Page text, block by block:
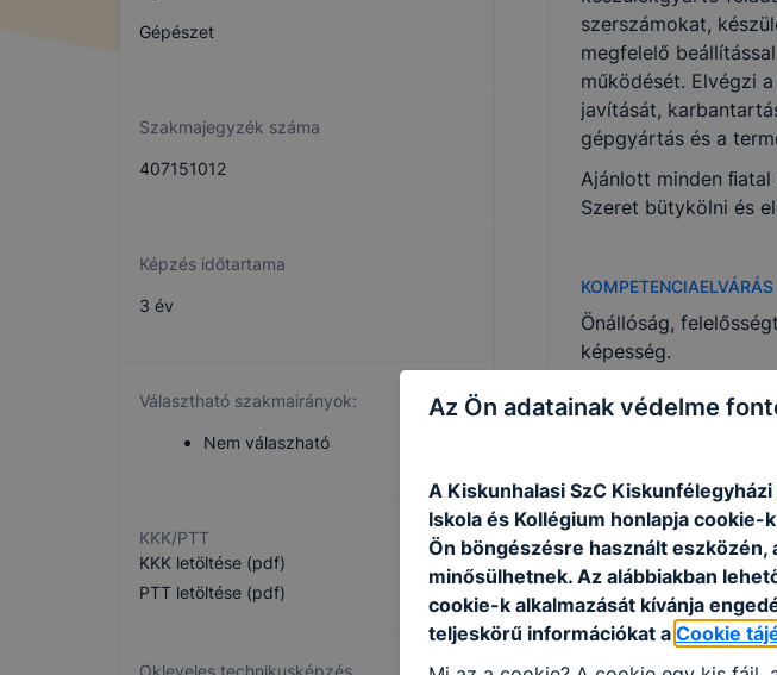
Gépészet
Szakmajegyzék száma
407151012
Képzés időtartama
3 év
Választható szakmairányok:
Nem válaszható
KKK/PTT
KKK letöltése (pdf)
PTT letöltése (pdf)
Okleveles technikusképzés
szerszámokat,
megfelelő
működését. Elvégzi
javítását,
gépgyártás és a
Ajánlott minden
Szeret bütykölni és
KOMPETENCIAELVÁRÁS
Önállóság,
képesség.
méréseket,
előállítja az
hőkezeli a
alkalmazza a
működteti;
kész
Az Ön adatainak védelme
A Kiskunhalasi SzC
Iskola és Kollégium honlapja
Ön böngészésre használt
minősülhetnek. Az alábbiakban
cookie-k alkalmazását kívánja
teljeskörű információkat a Cookie